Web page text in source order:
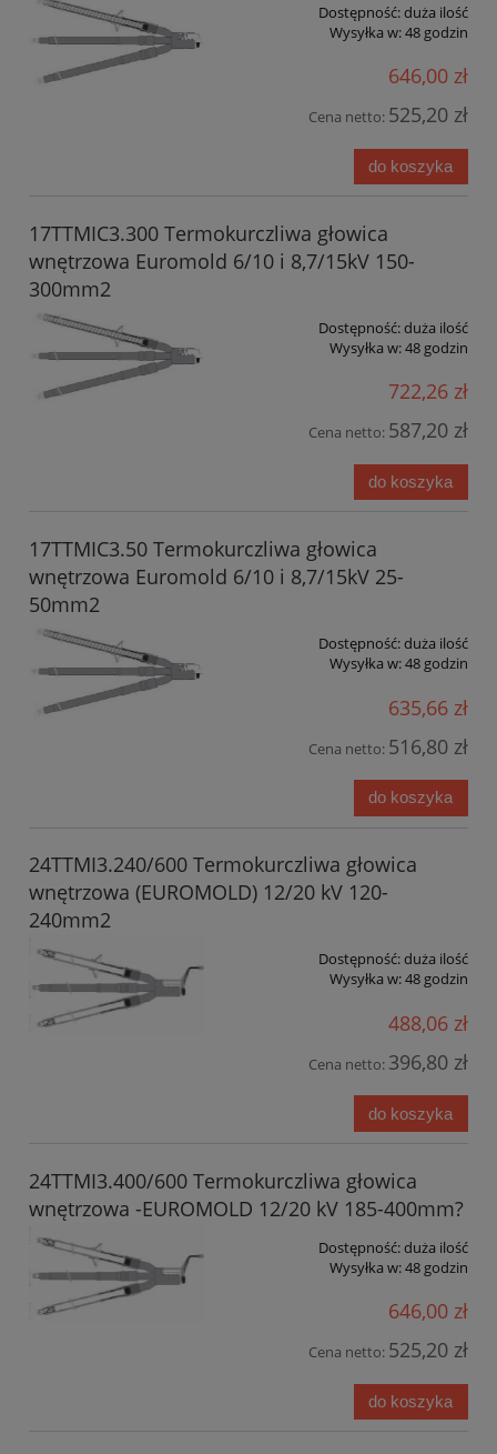
Dostępność:duża ilość
Wysyłka w:48 godzin
646,00 zł
Cena netto: 525,20 zł
do koszyka
17TTMIC3.300 Termokurczliwa głowica
wnętrzowa Euromold 6/10 i 8,7/15kV 150-
300mm2
Dostępność:duża ilość
Wysyłka w:48 godzin
722,26 zł
Cena netto: 587,20 zł
do koszyka
17TTMIC3.50 Termokurczliwa głowica
wnętrzowa Euromold 6/10 i 8,7/15kV 25-
50mm2
Dostępność:duża ilość
Wysyłka w:48 godzin
635,66 zł
Cena netto: 516,80 zł
do koszyka
24TTMI3.240/600 Termokurczliwa głowica
wnętrzowa (EUROMOLD) 12/20 kV 120-
240mm2
Dostępność:duża ilość
Wysyłka w:48 godzin
488,06 zł
Cena netto: 396,80 zł
do koszyka
24TTMI3.400/600 Termokurczliwa głowica
wnętrzowa -EUROMOLD 12/20 kV 185-400mm?
Dostępność:duża ilość
Wysyłka w:48 godzin
646,00 zł
Cena netto: 525,20 zł
do koszyka